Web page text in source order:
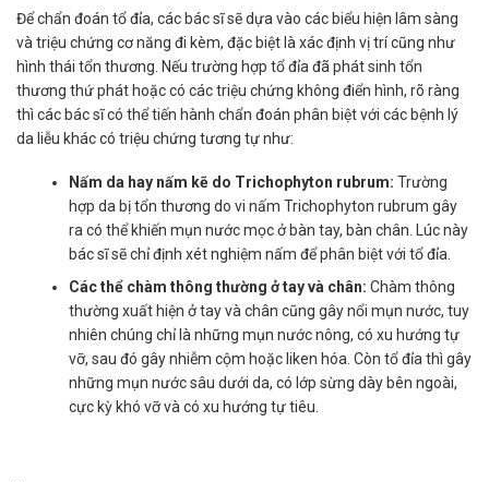
Để chẩn đoán tổ đỉa, các bác sĩ sẽ dựa vào các biểu hiện lâm sàng
và triệu chứng cơ năng đi kèm, đặc biệt là xác định vị trí cũng như
hình thái tổn thương. Nếu trường hợp tổ đỉa đã phát sinh tổn
thương thứ phát hoặc có các triệu chứng không điển hình, rõ ràng
thì các bác sĩ có thể tiến hành chẩn đoán phân biệt với các bệnh lý
da liễu khác có triệu chứng tương tự như:
Nấm da hay nấm kẽ do Trichophyton rubrum: Trường
hợp da bị tổn thương do vi nấm Trichophyton rubrum gây
ra có thể khiến mụn nước mọc ở bàn tay, bàn chân. Lúc này
bác sĩ sẽ chỉ định xét nghiệm nấm để phân biệt với tổ đỉa.
Các thể chàm thông thường ở tay và chân: Chàm thông
thường xuất hiện ở tay và chân cũng gây nổi mụn nước, tuy
nhiên chúng chỉ là những mụn nước nông, có xu hướng tự
vỡ, sau đó gây nhiễm cộm hoặc liken hóa. Còn tổ đỉa thì gây
những mụn nước sâu dưới da, có lớp sừng dày bên ngoài,
cực kỳ khó vỡ và có xu hướng tự tiêu.